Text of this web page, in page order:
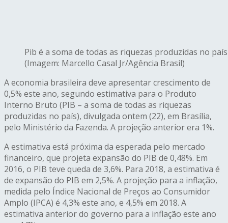
Pib é a soma de todas as riquezas produzidas no país
(Imagem: Marcello Casal Jr/Agência Brasil)
A economia brasileira deve apresentar crescimento de
0,5% este ano, segundo estimativa para o Produto
Interno Bruto (PIB – a soma de todas as riquezas
produzidas no país), divulgada ontem (22), em Brasília,
pelo Ministério da Fazenda. A projeção anterior era 1%.
A estimativa está próxima da esperada pelo mercado
financeiro, que projeta expansão do PIB de 0,48%. Em
2016, o PIB teve queda de 3,6%. Para 2018, a estimativa é
de expansão do PIB em 2,5%. A projeção para a inflação,
medida pelo Índice Nacional de Preços ao Consumidor
Amplo (IPCA) é 4,3% este ano, e 4,5% em 2018. A
estimativa anterior do governo para a inflação este ano